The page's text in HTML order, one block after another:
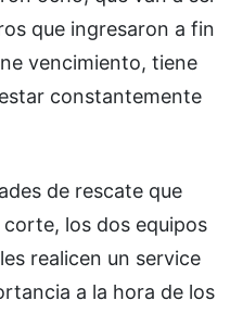
que ingresaron a fin
vencimiento, tiene
constantemente
de rescate que
los dos equipos
realicen un service
a la hora de los